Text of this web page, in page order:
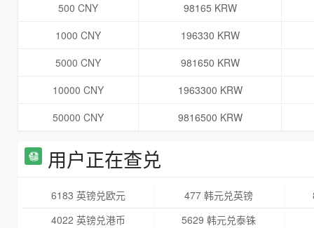
500 CNY
98165 KRW
1000 CNY
196330 KRW
5000 CNY
981650 KRW
10000 CNY
1963300 KRW
50000 CNY
9816500 KRW
用户正在查兑
6183 英镑兑欧元 477 韩元兑英镑
4022 英镑兑港币
5629 韩元兑泰铢